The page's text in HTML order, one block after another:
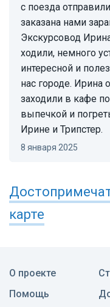
с поезда
заказана нами
Экскурсовод
ходили, немного
интересной и
нас городе. Ирина
заходили в кафе
выпечкой и
Ирине и Трипстер.
8 января 2025
карте
О проекте
Помощь